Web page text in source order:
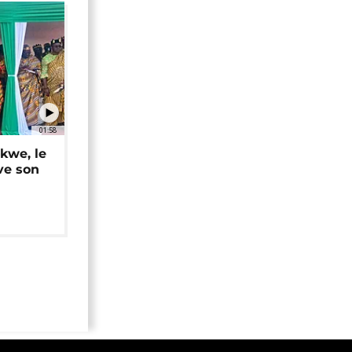
01:58
le
son